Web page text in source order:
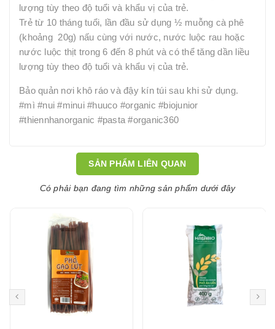
lượng tùy theo độ tuổi và khẩu vị của trẻ.
Trẻ từ 10 tháng tuổi, lần đầu sử dụng ½ muỗng cà phê
(khoảng 20g) nấu cùng với nước, nước luộc rau hoặc
nước luộc thịt trong 6 đến 8 phút và có thể tăng dần liều
lượng tùy theo độ tuổi và khẩu vị của trẻ.
Bảo quản nơi khô ráo và đậy kín túi sau khi sử dụng.
#mì #nui #minui #huuco #organic #biojunior
#thiennhanorganic #pasta #organic360
SẢN PHẨM LIÊN QUAN
Có phải bạn đang tìm những sản phẩm dưới đây